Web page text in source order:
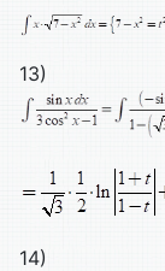
13)
14)